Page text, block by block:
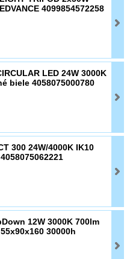
4099854572258
LED 24W 3000K
biele 4058075000780
300 24W/4000K IK10
12W 3000K 700lm
30000h